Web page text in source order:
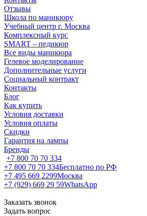
Отзывы
Школа по маникюру
Учебный центр г. Москва
Комплексный курс
SMART – педикюр
Все виды маникюра
Гелевое моделирование
Дополнительные услуги
Социальный контракт
Контакты
Блог
Как купить
Условия доставки
Условия оплаты
Скидки
Гарантия на лампы
Бренды
+7 800 70 70 334
+7 800 70 70 334Бесплатно по РФ
+7 495 669 2299Москва
+7 (929) 669 29 59WhatsApp
Заказать звонок
Задать вопрос